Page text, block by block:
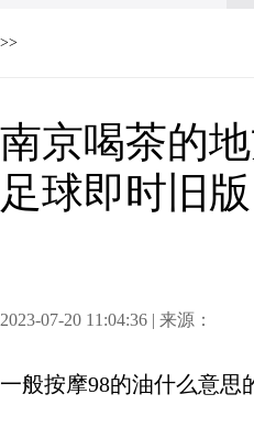
>>
南京喝茶的
足球即时旧版
2023-07-20 11:04:36 | 来源：
一般按摩98的油什么意思